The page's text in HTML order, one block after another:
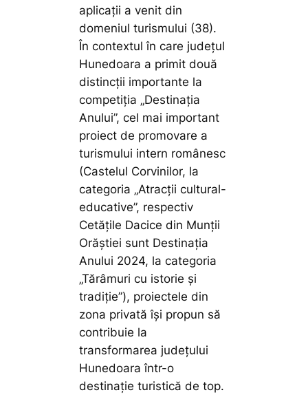
aplicații a venit din
domeniul turismului (38).
În contextul în care județul
Hunedoara a primit două
distincții importante la
competiția „Destinația
Anului”, cel mai important
proiect de promovare a
turismului intern românesc
(Castelul Corvinilor, la
categoria „Atracții cultural-
educative”, respectiv
Cetățile Dacice din Munții
Orăștiei sunt Destinația
Anului 2024, la categoria
„Tărâmuri cu istorie și
tradiție”), proiectele din
zona privată își propun să
contribuie la
transformarea județului
Hunedoara într-o
destinație turistică de top.